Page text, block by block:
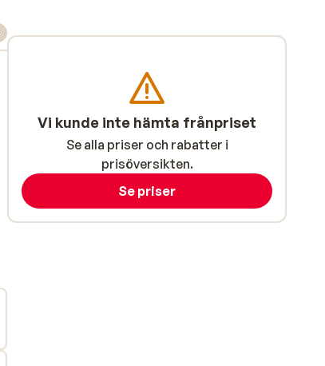
Vi kunde inte hämta frånpriset
Se alla priser och rabatter i
prisöversikten.
Se priser